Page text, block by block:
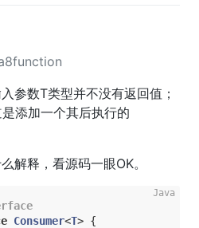
参数T类型并不没有返回值；
添加一个其后执行的
解释，看源码一眼OK。
Consumer<T> {